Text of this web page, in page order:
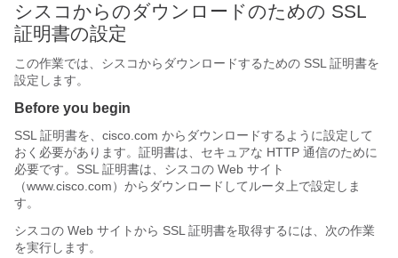
シスコからのダウンロードのための SSL
証明書の設定
この作業では、シスコからダウンロードするための SSL 証明書を
設定します。
Before you begin
SSL 証明書を、cisco.com からダウンロードするように設定して
おく必要があります。証明書は、セキュアな HTTP 通信のために
必要です。SSL 証明書は、シスコの Web サイト
（www.cisco.com）からダウンロードしてルータ上で設定しま
す。
シスコの Web サイトから SSL 証明書を取得するには、次の作業
を実行します。